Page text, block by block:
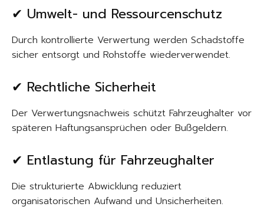
✔ Umwelt- und Ressourcenschutz
Durch kontrollierte Verwertung werden Schadstoffe
sicher entsorgt und Rohstoffe wiederverwendet.
✔ Rechtliche Sicherheit
Der Verwertungsnachweis schützt Fahrzeughalter vor
späteren Haftungsansprüchen oder Bußgeldern.
✔ Entlastung für Fahrzeughalter
Die strukturierte Abwicklung reduziert
organisatorischen Aufwand und Unsicherheiten.